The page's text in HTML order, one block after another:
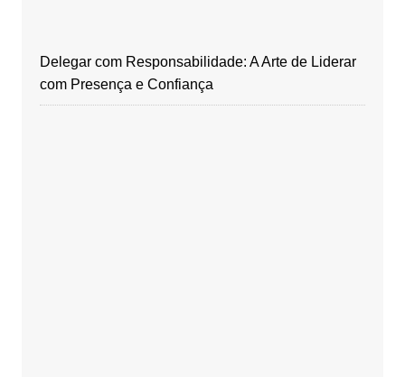
Delegar com Responsabilidade: A Arte de Liderar
com Presença e Confiança